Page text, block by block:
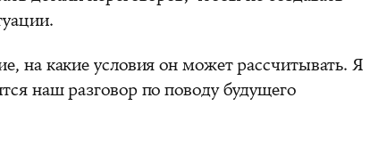
на какие условия он может рассчитывать. Я
наш разговор по поводу будущего